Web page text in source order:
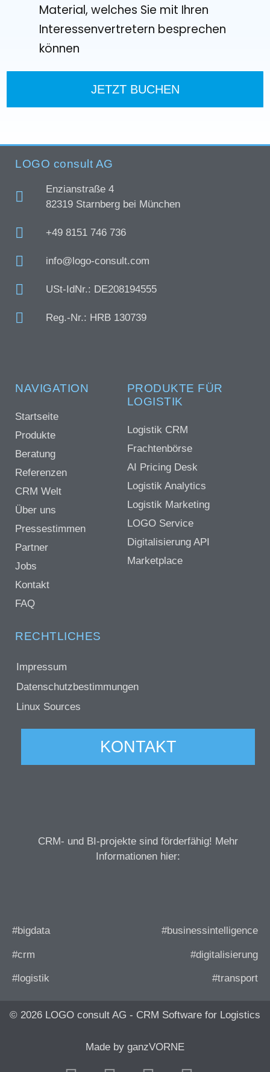
Material, welches Sie mit Ihren
Interessenvertretern besprechen
können
JETZT BUCHEN
LOGO consult AG
Enzianstraße 4
82319 Starnberg bei München
+49 8151 746 736
info@logo-consult.com
USt-IdNr.: DE208194555
Reg.-Nr.: HRB 130739
NAVIGATION
Startseite
Produkte
Beratung
Referenzen
CRM Welt
Über uns
Pressestimmen
Partner
Jobs
Kontakt
FAQ
PRODUKTE FÜR
LOGISTIK
Logistik CRM
Frachtenbörse
AI Pricing Desk
Logistik Analytics
Logistik Marketing
LOGO Service
Digitalisierung API
Marketplace
RECHTLICHES
Impressum
Datenschutzbestimmungen
Linux Sources
KONTAKT
CRM- und BI-projekte sind förderfähig! Mehr
Informationen hier:
#bigdata #businessintelligence
#crm #digitalisierung
#logistik #transport
© 2026 LOGO consult AG - CRM Software for Logistics
Made by ganzVORNE